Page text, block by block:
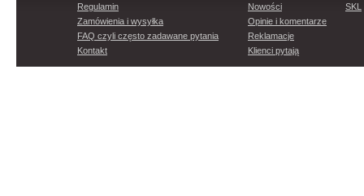
Regulamin
Zamówienia i wysyłka
FAQ czyli często zadawane pytania
Kontakt
Nowości
Opinie i komentarze
Reklamacje
Klienci pytają
SKL